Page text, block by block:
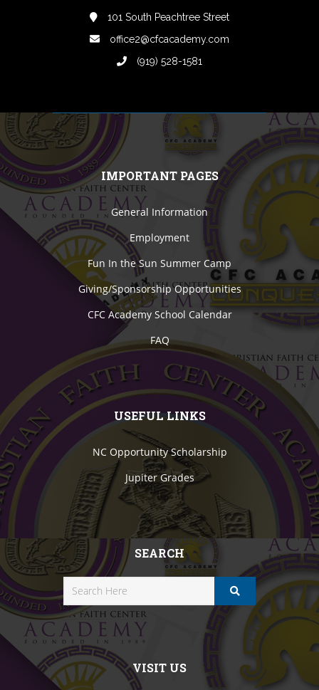
101 South Peachtree Street
office2@cfcacademy.com
(919) 528-1581
IMPORTANT PAGES
General Information
Employment
Fun In the Sun Summer Camp
Giving/Sponsorship Opportunities
CFC Academy School Calendar
FAQ
USEFUL LINKS
NC Opportunity Scholarship
Jupiter Grades
SEARCH
VISIT US